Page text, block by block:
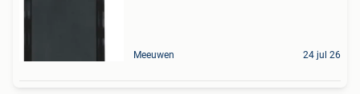
Meeuwen 24 jul 26